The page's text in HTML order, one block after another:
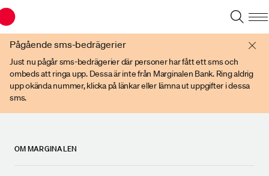
Pågående sms-bedrägerier
Just nu pågår sms-bedrägerier där personer har fått ett sms och
ombeds att ringa upp. Dessa är inte från Marginalen Bank. Ring aldrig
upp okända nummer, klicka på länkar eller lämna ut uppgifter i dessa
sms.
OM MARGINALEN
Du har en gammal webbläsare. Vänligen använd senare versioner av t ex